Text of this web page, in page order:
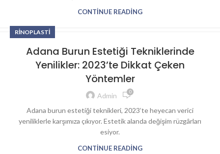
CONTINUE READING
RINOPLASTI
Adana Burun Estetiği Tekniklerinde
Yenilikler: 2023’te Dikkat Çeken
Yöntemler
Admin 0
Adana burun estetiği teknikleri, 2023’te heyecan verici
yeniliklerle karşımıza çıkıyor. Estetik alanda değişim rüzgârları
esiyor.
CONTINUE READING